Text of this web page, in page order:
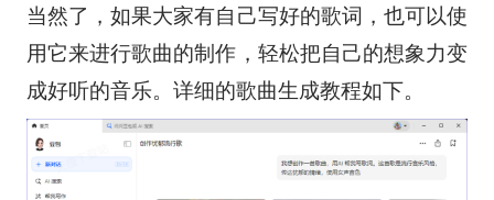
当然了，如果大家有自己写好的歌词，也可以使
用它来进行歌曲的制作，轻松把自己的想象力变
成好听的音乐。详细的歌曲生成教程如下。